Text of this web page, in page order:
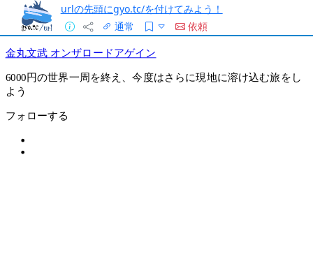
urlの先頭にgyo.tc/を付けてみよう！
通常
依頼